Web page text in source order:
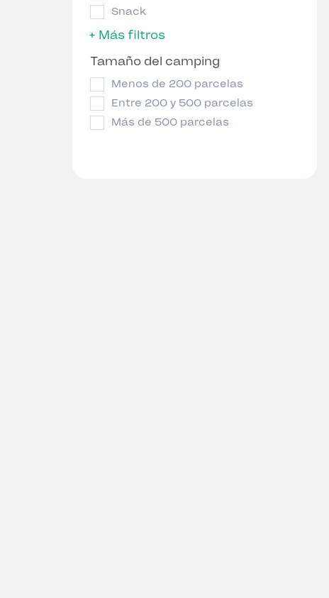
Snack
+ Más filtros
Tamaño del camping
Menos de 200 parcelas
Entre 200 y 500 parcelas
Más de 500 parcelas